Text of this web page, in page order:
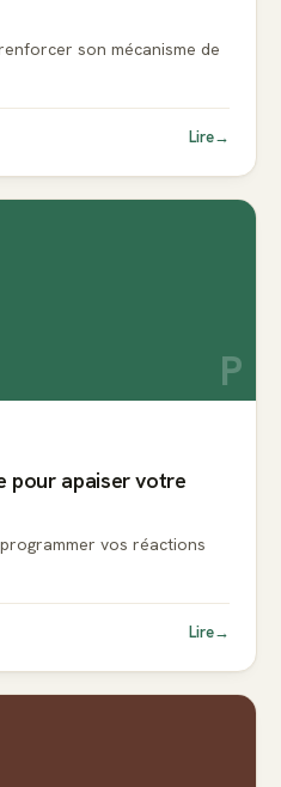
son mécanisme de
Lire→
P
pour apaiser votre
vos réactions
Lire→